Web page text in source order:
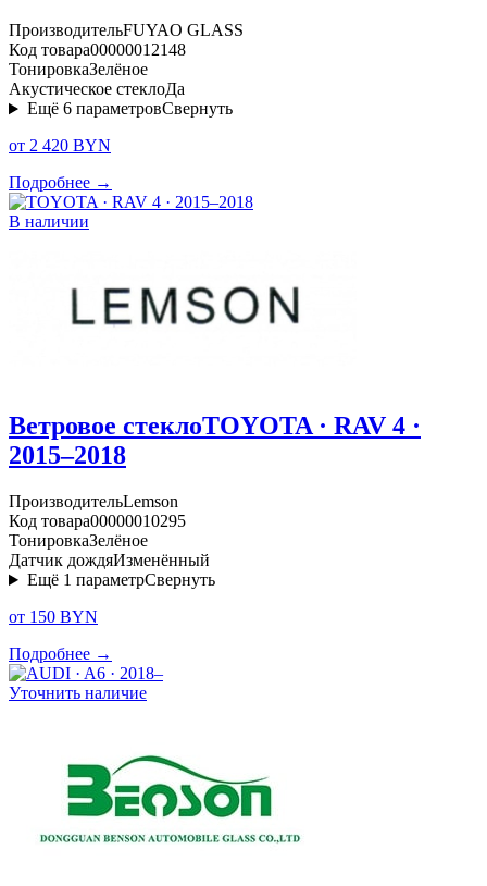
ПроизводительFUYAO GLASS
Код товара00000012148
ТонировкаЗелёное
Акустическое стеклоДа
Ещё 6 параметровСвернуть
от 2 420 BYN
Подробнее →
В наличии
Ветровое стеклоTOYOTA · RAV 4 ·
2015–2018
ПроизводительLemson
Код товара00000010295
ТонировкаЗелёное
Датчик дождяИзменённый
Ещё 1 параметрСвернуть
от 150 BYN
Подробнее →
Уточнить наличие